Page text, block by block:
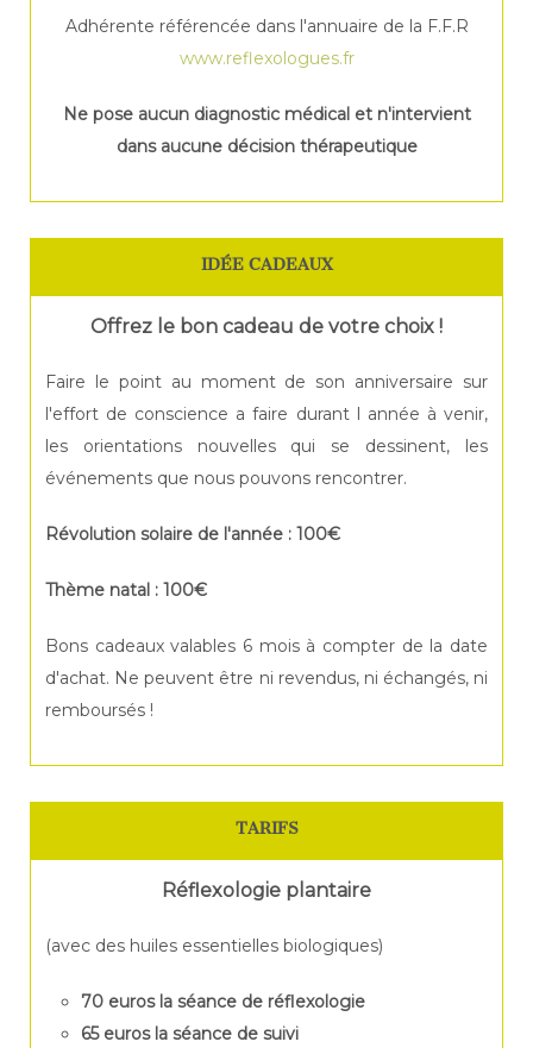
Adhérente référencée dans l'annuaire de la F.F.R
www.reflexologues.fr
Ne pose aucun diagnostic médical et n'intervient
dans aucune décision thérapeutique
IDÉE CADEAUX
Offrez le bon cadeau de votre choix !
Faire le point au moment de son anniversaire sur
l'effort de conscience a faire durant l année à venir,
les orientations nouvelles qui se dessinent, les
événements que nous pouvons rencontrer.
Révolution solaire de l'année : 100€
Thème natal : 100€
Bons cadeaux valables 6 mois à compter de la date
d'achat. Ne peuvent être ni revendus, ni échangés, ni
remboursés !
TARIFS
Réflexologie plantaire
(avec des huiles essentielles biologiques)
70 euros la séance de réflexologie
65 euros la séance de suivi